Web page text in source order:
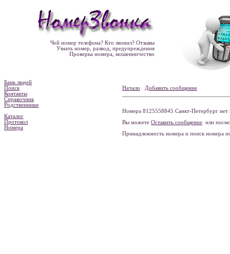
Чей номер телефона? Кто звонил? Отзывы
Узнать номер, развод, предупреждения
Проверка номера, мошенничество
Банк людей
Поиск
Контакты
Справочник
Родственники
Каталог
Протокол
Номера
Начало Добавить сообщение
Номера 8125558845 Санкт-Петербург нет
Вы можете Оставить сообщение или
Принадлежность номера и поиск номера